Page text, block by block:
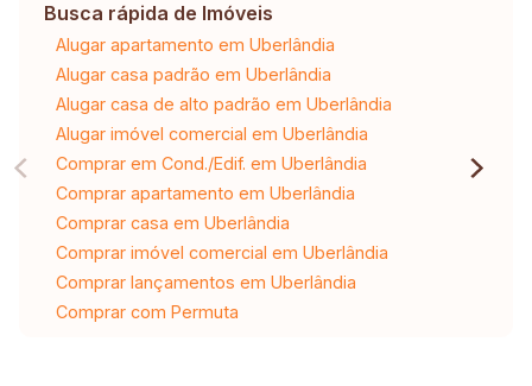
Busca rápida de Imóveis
Alugar apartamento em Uberlândia
Alugar casa padrão em Uberlândia
Alugar casa de alto padrão em Uberlândia
Alugar imóvel comercial em Uberlândia
Comprar em Cond./Edif. em Uberlândia
Comprar apartamento em Uberlândia
Comprar casa em Uberlândia
Comprar imóvel comercial em Uberlândia
Comprar lançamentos em Uberlândia
Comprar com Permuta